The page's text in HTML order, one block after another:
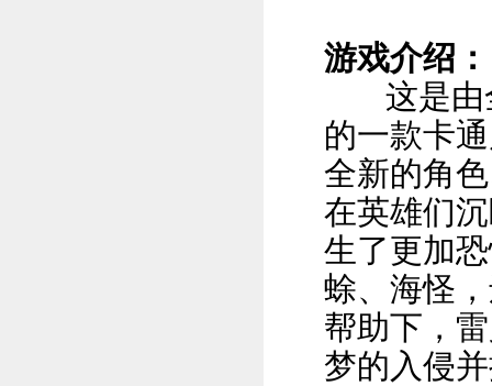
游戏介绍：
这是由
的一款卡
全新的角
在英雄们
生了更加
蜍、海怪
帮助下，
梦的入侵